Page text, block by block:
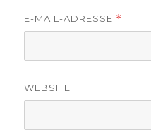
E-MAIL-ADRESSE *
WEBSITE